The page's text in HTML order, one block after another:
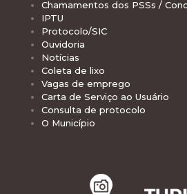
Chamamentos dos PSSs /
IPTU
Protocolo/SIC
Ouvidoria
Notícias
Coleta de lixo
Vagas de emprego
Carta de Serviço ao Usuário
Consulta de protocolo
O Município